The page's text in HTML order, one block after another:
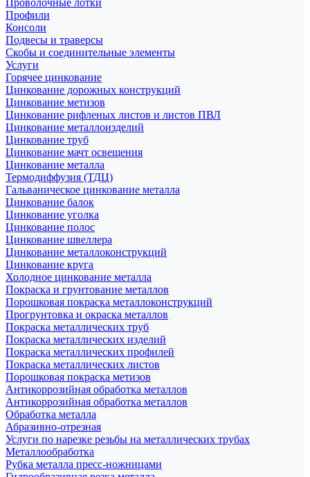
Проволочные лотки
Профили
Консоли
Подвесы и траверсы
Скобы и соединительные элементы
Услуги
Горячее цинкование
Цинкование дорожных конструкций
Цинкование метизов
Цинкование рифленых листов и листов ПВЛ
Цинкование металлоизделий
Цинкование труб
Цинкование мачт освещения
Цинкование металла
Термодиффузия (ТДЦ)
Гальваническое цинкование металла
Цинкование балок
Цинкование уголка
Цинкование полос
Цинкование швеллера
Цинкование металлоконструкций
Цинкование круга
Холодное цинкование металла
Покраска и грунтование металлов
Порошковая покраска металлоконструкций
Прогрунтовка и окраска металлов
Покраска металлических труб
Покраска металлических изделий
Покраска металлических профилей
Покраска металлических листов
Порошковая покраска метизов
Антикоррозийная обработка металлов
Антикоррозийная обработка металлов
Обработка металла
Абразивно-отрезная
Услуги по нарезке резьбы на металлических трубах
Металлообработка
Рубка металла пресс-ножницами